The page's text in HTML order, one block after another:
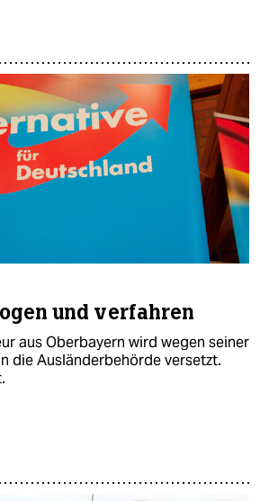
und verfahren
aus Oberbayern wird wegen seiner
die Ausländerbehörde versetzt.